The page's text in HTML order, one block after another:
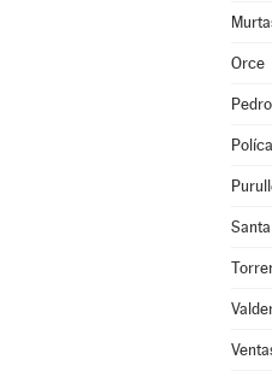
Orce